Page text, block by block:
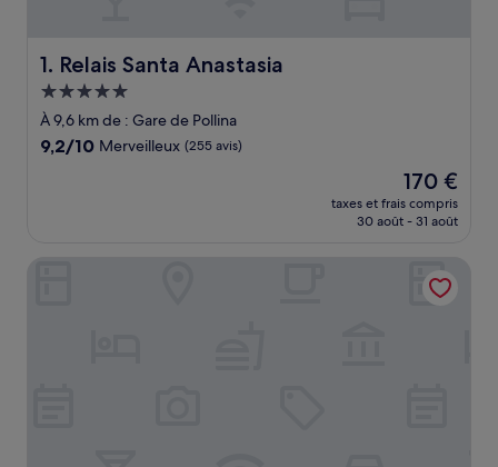
1. Relais Santa Anastasia
Relais Santa Anastasia
Hébergement
5.0 étoiles
À 9,6 km de : Gare de Pollina
9.2
9,2/10 Merveilleux (255 avis)
Le
nouveau
prix
de
170 €
170 €
taxes et frais compris
30 août - 31 août